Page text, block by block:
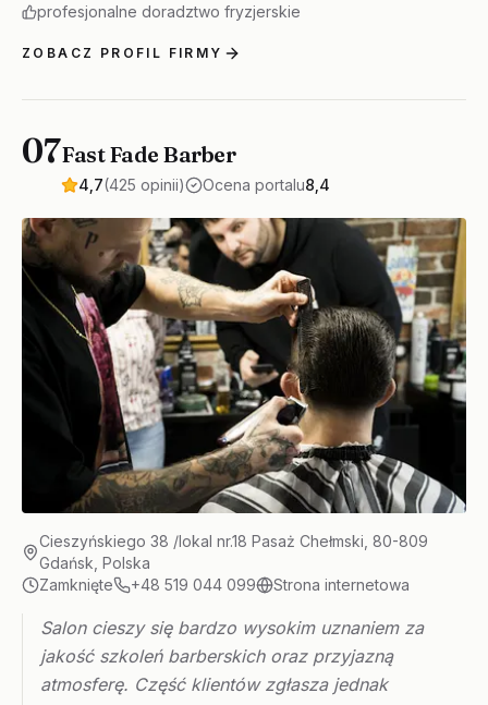
profesjonalne doradztwo fryzjerskie
ZOBACZ PROFIL FIRMY
07Fast Fade Barber
4,7(425 opinii) Ocena portalu8,4
Cieszyńskiego 38 /lokal nr.18 Pasaż Chełmski, 80-809
Gdańsk, Polska
Zamknięte
+48 519 044 099 Strona internetowa
Salon cieszy się bardzo wysokim uznaniem za
jakość szkoleń barberskich oraz przyjazną
atmosferę. Część klientów zgłasza jednak